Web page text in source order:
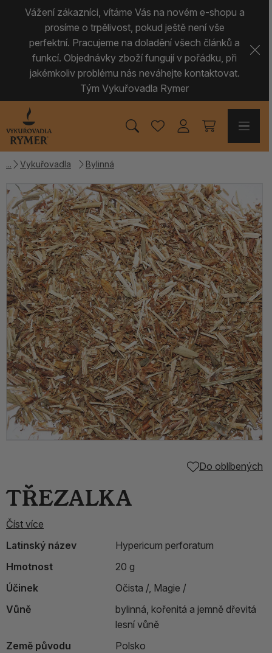
Vážení zákazníci, vítáme Vás na novém e-shopu a
prosíme o trpělivost, pokud ještě není vše
perfektní. Pracujeme na doladění všech článků a
funkcí. Objednávky zboží fungují v pořádku, při
jakémkoliv problému nás neváhejte kontaktovat.
Tým Vykuřovadla Rymer
Vykuřovadla Bylinná
Do oblíbených
TŘEZALKA
Číst více
Latinský název
Hypericum perforatum
Hmotnost
20 g
Účinek
Očista /, Magie /
Vůně
bylinná, kořenitá a jemně dřevitá
lesní vůně
Země původu
Polsko